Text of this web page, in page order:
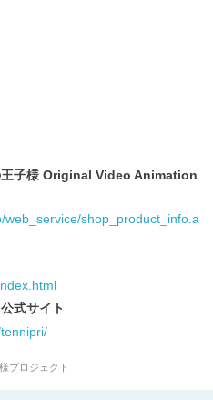
王子様 Original Video Animation
shop_product_info.a
式サイト
プロジェクト